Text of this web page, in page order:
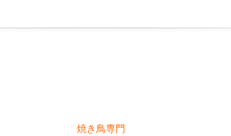
焼き鳥専門